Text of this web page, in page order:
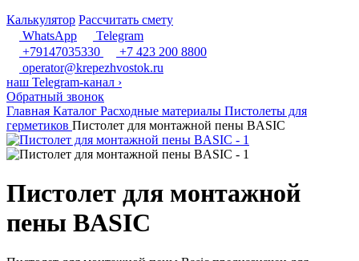
Калькулятор Рассчитать смету
WhatsApp
Telegram
+79147035330
+7 423 200 8800
operator@krepezhvostok.ru
наш Telegram-канал ›
Обратный звонок
Главная Каталог Расходные материалы Пистолеты для
герметиков Пистолет для монтажной пены BASIC
Пистолет для монтажной
пены BASIC